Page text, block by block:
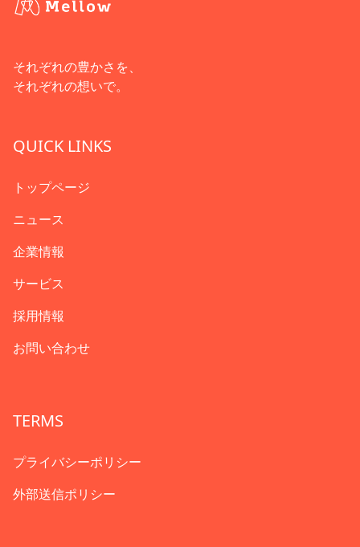
それぞれの豊かさを、
それぞれの想いで。
QUICK LINKS
トップページ
ニュース
企業情報
サービス
採用情報
お問い合わせ
TERMS
プライバシーポリシー
外部送信ポリシー